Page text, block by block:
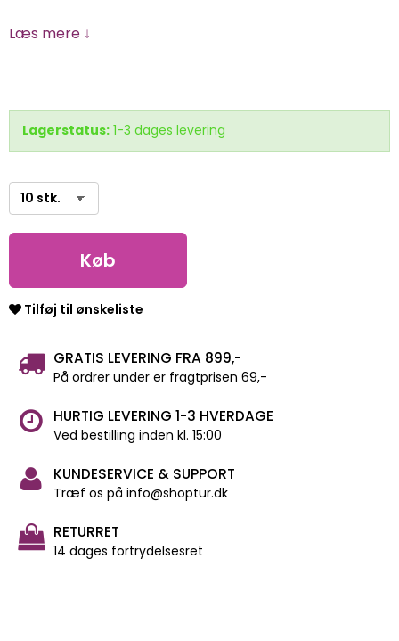
Læs mere ↓
Lagerstatus: 1-3 dages levering
Køb
Tilføj til ønskeliste
GRATIS LEVERING FRA 899,-
På ordrer under er fragtprisen 69,-
HURTIG LEVERING 1-3 HVERDAGE
Ved bestilling inden kl. 15:00
KUNDESERVICE & SUPPORT
Træf os på info@shoptur.dk
RETURRET
14 dages fortrydelsesret